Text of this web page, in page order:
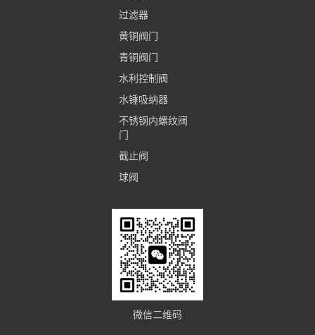
过滤器
黄铜阀门
青铜阀门
水利控制阀
水锤吸纳器
不锈钢内螺纹阀
门
截止阀
球阀
微信二维码